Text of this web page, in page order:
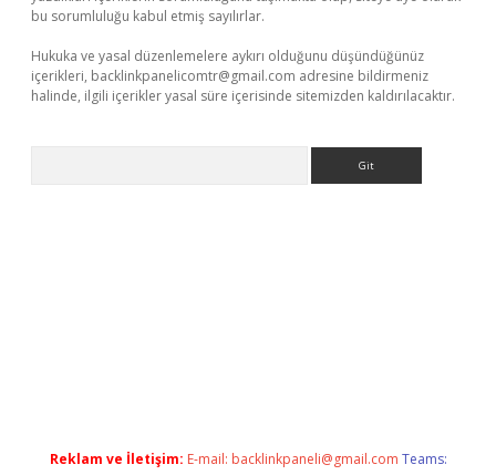
bu sorumluluğu kabul etmiş sayılırlar.
Hukuka ve yasal düzenlemelere aykırı olduğunu düşündüğünüz
içerikleri, backlinkpanelicomtr@gmail.com adresine bildirmeniz
halinde, ilgili içerikler yasal süre içerisinde sitemizden kaldırılacaktır.
Reklam ve İletişim: E-mail: backlinkpaneli@gmail.com Teams: